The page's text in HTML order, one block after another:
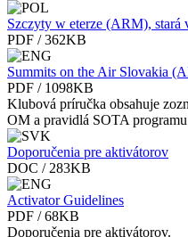
Szczyty w eterze (ARM), stará
PDF / 362KB
Summits on the Air Slovakia
PDF / 1098KB
Klubová príručka obsahuje
OM a pravidlá SOTA
Doporučenia pre aktivátorov
DOC / 283KB
Activator Guidelines
PDF / 68KB
Doporučenia pre aktivátorov.